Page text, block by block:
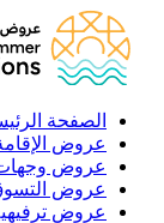
الصفحة
عروض
عروض
عروض
عروض